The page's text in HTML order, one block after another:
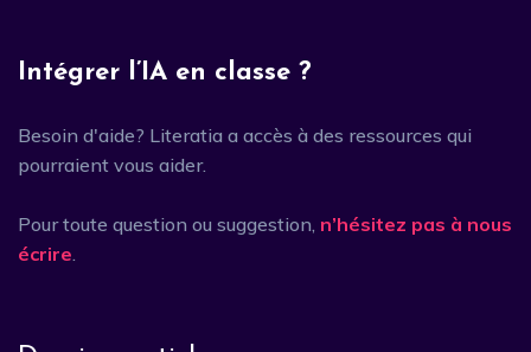
Intégrer l’IA en classe ?
Besoin d'aide? Literatia a accès à des ressources qui
pourraient vous aider.
Pour toute question ou suggestion, n’hésitez pas à nous
écrire.